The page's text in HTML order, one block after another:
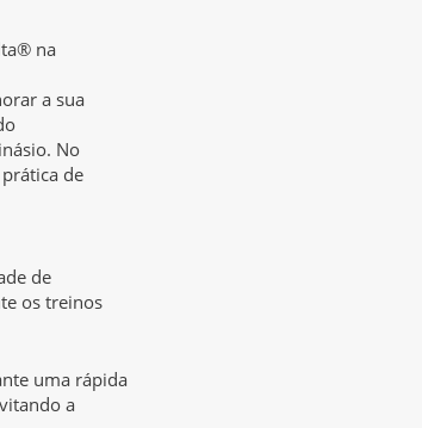
na
a sua
No
de
de
os treinos
uma rápida
a